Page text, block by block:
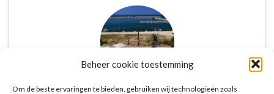
Beheer cookie toestemming
Om de beste ervaringen te bieden, gebruiken wij technologieën zoals